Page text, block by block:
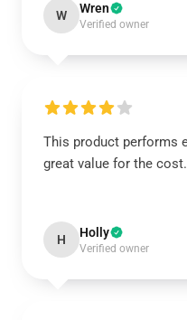
W Wren
Verified owner
This product performs
great value for the cost.
H Holly
Verified owner